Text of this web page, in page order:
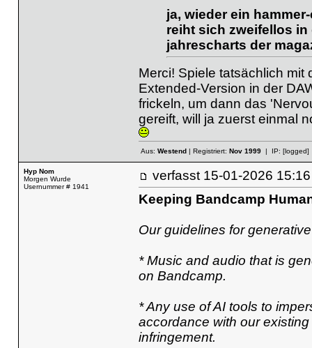
ja, wieder ein
reiht sich zweifellos in
jahrescharts der
Merci! Spiele tatsächlich mit
Extended-Version in der
frickeln, um dann das
gereift, will ja zuerst einmal
Aus: Westend| Registriert: Nov 1999| IP: [logged]
Hyp Nom
Morgen Wurde
Usernummer # 1941
verfasst 15-01-2026
Keeping Bandcamp
Our guidelines for
* Music and audio that is
on Bandcamp.
* Any use of AI tools to
accordance with our
infringement.